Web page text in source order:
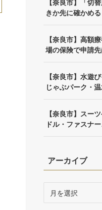
【奈良市】「切
きか先に確かめる
【奈良市】高額
場の保険で申請
【奈良市】水遊
じゃぶパーク・
【奈良市】スー
ドル・ファスナ
アーカイブ